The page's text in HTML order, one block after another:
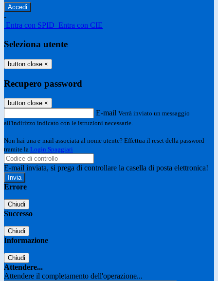
-
Entra con SPID Entra con CIE
Seleziona utente
button close ×
Recupero password
button close ×
E-mail Verrà inviato un messaggio
all'indirizzo indicato con le istruzioni necessarie.
Non hai una e-mail associata al nome utente? Effettua il reset della password
tramite la Login Spaggiari
E-mail inviata, si prega di controllare la casella di posta elettronica!
Errore
Chiudi
Successo
Chiudi
Informazione
Chiudi
Attendere...
Attendere il completamento dell'operazione...